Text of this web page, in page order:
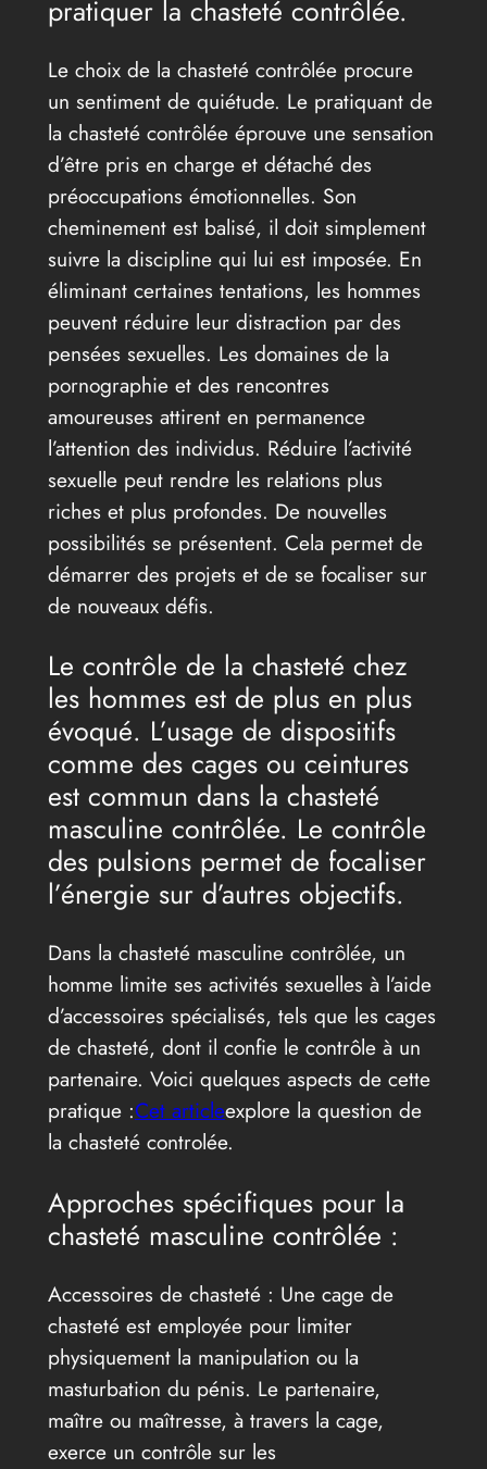
pratiquer la chasteté contrôlée.
Le choix de la chasteté contrôlée procure
un sentiment de quiétude. Le pratiquant de
la chasteté contrôlée éprouve une sensation
d’être pris en charge et détaché des
préoccupations émotionnelles. Son
cheminement est balisé, il doit simplement
suivre la discipline qui lui est imposée. En
éliminant certaines tentations, les hommes
peuvent réduire leur distraction par des
pensées sexuelles. Les domaines de la
pornographie et des rencontres
amoureuses attirent en permanence
l’attention des individus. Réduire l’activité
sexuelle peut rendre les relations plus
riches et plus profondes. De nouvelles
possibilités se présentent. Cela permet de
démarrer des projets et de se focaliser sur
de nouveaux défis.
Le contrôle de la chasteté chez
les hommes est de plus en plus
évoqué. L’usage de dispositifs
comme des cages ou ceintures
est commun dans la chasteté
masculine contrôlée. Le contrôle
des pulsions permet de focaliser
l’énergie sur d’autres objectifs.
Dans la chasteté masculine contrôlée, un
homme limite ses activités sexuelles à l’aide
d’accessoires spécialisés, tels que les cages
de chasteté, dont il confie le contrôle à un
partenaire. Voici quelques aspects de cette
pratique :Cet articleexplore la question de
la chasteté controlée.
Approches spécifiques pour la
chasteté masculine contrôlée :
Accessoires de chasteté : Une cage de
chasteté est employée pour limiter
physiquement la manipulation ou la
masturbation du pénis. Le partenaire,
maître ou maîtresse, à travers la cage,
exerce un contrôle sur les